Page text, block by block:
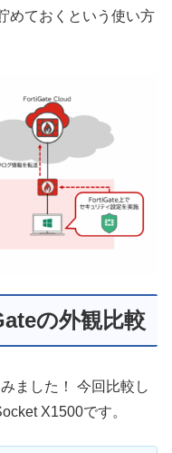
めておくという使い方
の外観比較
ました！ 今回比較し
X1500です。